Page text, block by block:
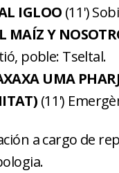
IGLOO (11')
MAÍZ Y
poble: Tseltal.
UMA
(11')
a cargo de